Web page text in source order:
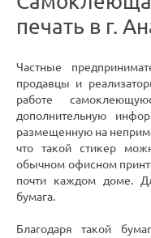
печать в г.
Частные
продавцы и
работе
дополнительную
размещенную на
что такой стикер
обычном офисном
почти каждом доме.
бумага.
Благодаря такой